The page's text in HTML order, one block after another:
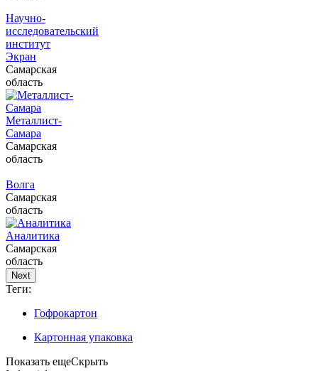
Научно-
исследовательский
институт
Экран
Самарская
область
Металлист-
Самара
Самарская
область
Волга
Самарская
область
Аналитика
Самарская
область
Next
Теги:
Гофрокартон
Картонная упаковка
Показать ещеСкрыть